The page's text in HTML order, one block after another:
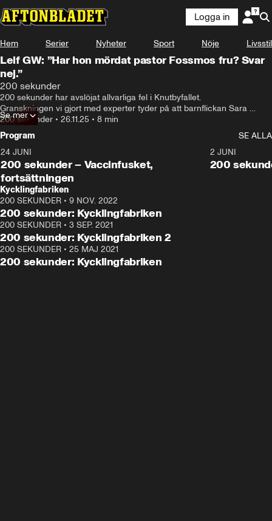
Logga in
Hem Serier Nyheter Sport Nöje Livsstil
Leif GW: ”Har hon mördat pastor Fossmos fru? Svar
nej.”
200 sekunder
200 sekunder har avslöjat allvarliga fel i Knutbyfallet.
Granskningen vi gjort med experter tyder på att barnflickan Sara
Svensson inte mördade pastorsfrun Alexandra Fossmo.
Nu vill stjärnadvokaten Johan Eriksson  riva upp domen.
Knutby – Vem mördade Alexandra? Del 2
200 sekunder • 26.11.25 • 8 min
Se mer
Program
SE ALLA
24 JUNI
200 sekunder – Vaccinfusket,
fortsättningen
2 JUNI
200
Kycklingfabriken
200 SEKUNDER • 9 NOV. 2022
200 sekunder: Kycklingfabriken
200 SEKUNDER • 3 SEP. 2021
200 sekunder: Kycklingfabriken 2
200 SEKUNDER • 25 MAJ 2021
200 sekunder: Kycklingfabriken